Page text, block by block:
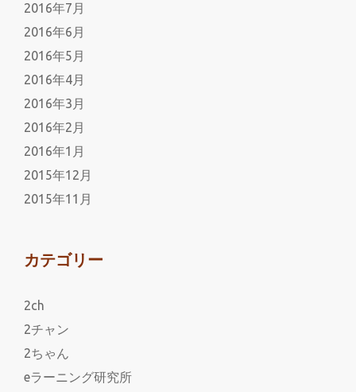
2016年7月
2016年6月
2016年5月
2016年4月
2016年3月
2016年2月
2016年1月
2015年12月
2015年11月
カテゴリー
2ch
2チャン
2ちゃん
eラーニング研究所